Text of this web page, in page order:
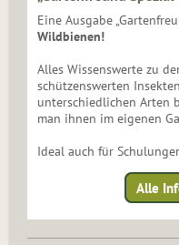
Eine Ausgabe
Wildbienen!
Alles Wissenswerte zu
schützenswerten
unterschiedlichen Arten
man ihnen im eigenen
Ideal auch für
Alle